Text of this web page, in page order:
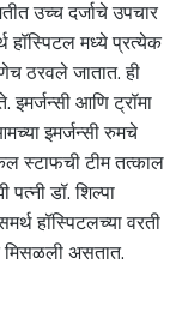
उच्च दर्जाचे उपचार
हॉस्पिटल मध्ये प्रत्येक
ठरवले जातात. ही
इमर्जन्सी आणि ट्रॉमा
इमर्जन्सी रुमचे
स्टाफची टीम तत्काल
डॉ. शिल्पा
हॉस्पिटलच्या वरती
मिसळली असतात.